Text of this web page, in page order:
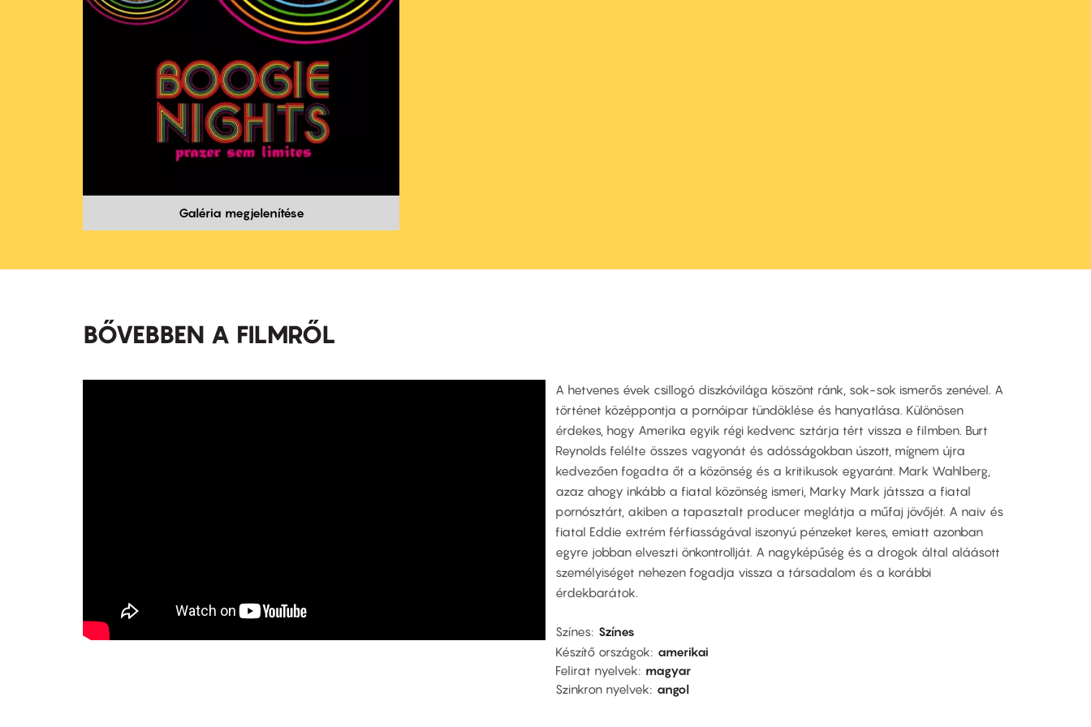
Galéria megjelenítése
BŐVEBBEN A FILMRŐL
A hetvenes évek csillogó diszkóvilága köszönt ránk, sok-sok ismerős zenével. A
történet középpontja a pornóipar tündöklése és hanyatlása. Különösen
érdekes, hogy Amerika egyik régi kedvenc sztárja tért vissza e filmben. Burt
Reynolds felélte összes vagyonát és adósságokban úszott, mígnem újra
kedvezően fogadta őt a közönség és a kritikusok egyaránt. Mark Wahlberg,
azaz ahogy inkább a fiatal közönség ismeri, Marky Mark játssza a fiatal
pornósztárt, akiben a tapasztalt producer meglátja a műfaj jövőjét. A naiv és
fiatal Eddie extrém férfiasságával iszonyú pénzeket keres, emiatt azonban
egyre jobban elveszti önkontrollját. A nagyképűség és a drogok által aláásott
személyiséget nehezen fogadja vissza a társadalom és a korábbi
érdekbarátok.
Színes Színes
Készítő országok
amerikai
Felirat nyelvek
magyar
Szinkron nyelvek
angol